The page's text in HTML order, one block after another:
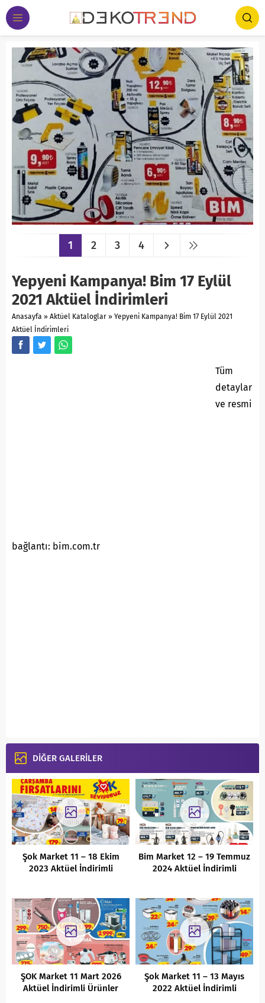
1 2 3 4
Yepyeni Kampanya! Bim 17 Eylül
2021 Aktüel İndirimleri
Anasayfa » Aktüel Kataloglar » Yepyeni Kampanya! Bim 17 Eylül 2021
Aktüel İndirimleri
Tüm
detaylar
ve resmi
bağlantı: bim.com.tr
DİĞER GALERİLER
Şok Market 11 – 18 Ekim
2023 Aktüel İndirimli
Bim Market 12 – 19 Temmuz
2024 Aktüel İndirimli
ŞOK Market 11 Mart 2026
Aktüel İndirimli Ürünler
Şok Market 11 – 13 Mayıs
2022 Aktüel İndirimli